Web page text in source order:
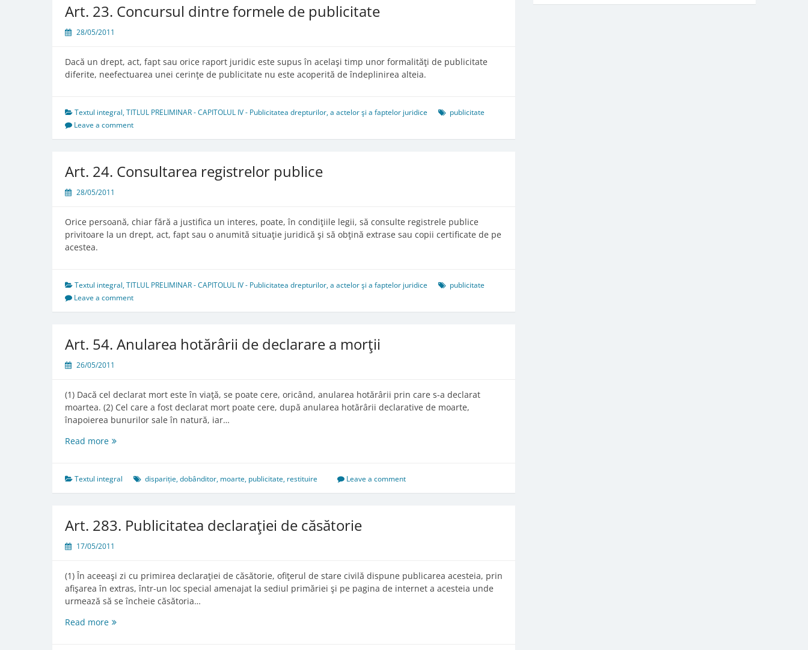
Art. 23. Concursul dintre formele de publicitate
28/05/2011
Dacă un drept, act, fapt sau orice raport juridic este supus în acelaşi timp unor formalităţi de publicitate
diferite, neefectuarea unei cerinţe de publicitate nu este acoperită de îndeplinirea alteia.
Textul integral,TITLUL PRELIMINAR - CAPITOLUL IV - Publicitatea drepturilor, a actelor şi a faptelor juridice
publicitate
Leave a comment
Art. 24. Consultarea registrelor publice
28/05/2011
Orice persoană, chiar fără a justifica un interes, poate, în condiţiile legii, să consulte registrele publice
privitoare la un drept, act, fapt sau o anumită situaţie juridică şi să obţină extrase sau copii certificate de pe
acestea.
Textul integral,TITLUL PRELIMINAR - CAPITOLUL IV - Publicitatea drepturilor, a actelor şi a faptelor juridice
publicitate
Leave a comment
Art. 54. Anularea hotărârii de declarare a morţii
26/05/2011
(1) Dacă cel declarat mort este în viaţă, se poate cere, oricând, anularea hotărârii prin care s-a declarat
moartea. (2) Cel care a fost declarat mort poate cere, după anularea hotărârii declarative de moarte,
înapoierea bunurilor sale în natură, iar…
Read moreArt.
hotărârii
de
morţii
Textul integral dispariție,dobânditor, moarte, publicitate, restituire Leave a comment
Art. 283. Publicitatea declaraţiei de căsătorie
17/05/2011
(1) În aceeaşi zi cu primirea declaraţiei de căsătorie, ofiţerul de stare civilă dispune publicarea acesteia, prin
afişarea în extras, într-un loc special amenajat la sediul primăriei şi pe pagina de internet a acesteia unde
urmează să se încheie căsătoria…
Read moreArt.